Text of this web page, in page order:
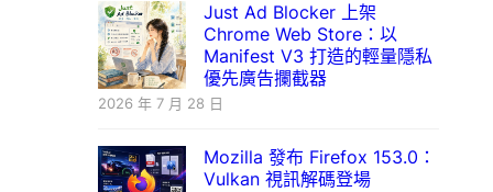
Just Ad Blocker 上架
Chrome Web Store：以
Manifest V3 打造的輕量隱私
優先廣告攔截器
2026 年 7 月 28 日
Mozilla 發布 Firefox 153.0：
Vulkan 視訊解碼登場